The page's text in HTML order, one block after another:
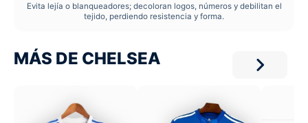
Evita lejía o blanqueadores; decoloran logos, números y debilitan el
tejido, perdiendo resistencia y forma.
MÁS DE CHELSEA